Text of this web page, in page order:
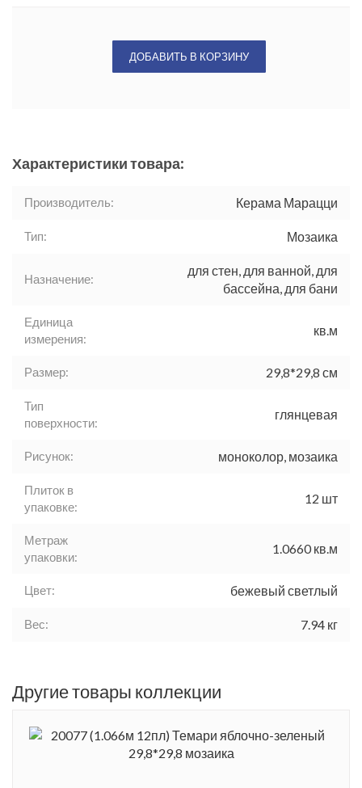
ДОБАВИТЬ В КОРЗИНУ
Характеристики товара:
Производитель: Керама Марацци
Тип: Мозаика
Назначение:
для стен, для ванной, для
бассейна, для бани
Единица
измерения:
кв.м
Размер: 29,8*29,8 см
Тип
поверхности:
глянцевая
Рисунок: моноколор, мозаика
Плиток в
упаковке:
12 шт
Метраж
упаковки:
1.0660 кв.м
Цвет: бежевый светлый
Вес: 7.94 кг
Другие товары коллекции